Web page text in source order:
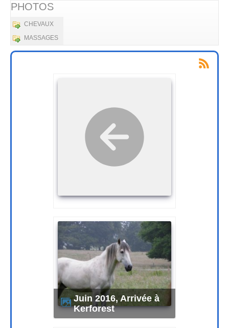
PHOTOS
CHEVAUX
MASSAGES
Juin 2016, Arrivée à
Kerforest